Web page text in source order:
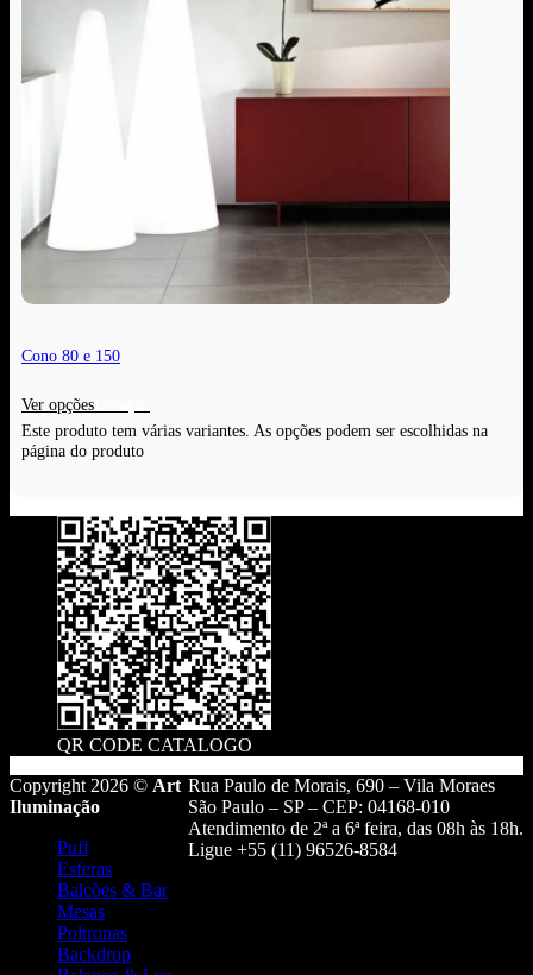
Cono 80 e 150
Ver opções
Este produto tem várias variantes. As opções podem ser escolhidas na
página do produto
QR CODE CATALOGO
Rua Paulo de Morais, 690 – Vila Moraes
São Paulo – SP – CEP: 04168-010
Atendimento de 2ª a 6ª feira, das 08h às 18h.
Ligue +55 (11) 96526-8584
Copyright 2026 © Art
Iluminação
Puff
Esferas
Balcões & Bar
Mesas
Poltronas
Backdrop